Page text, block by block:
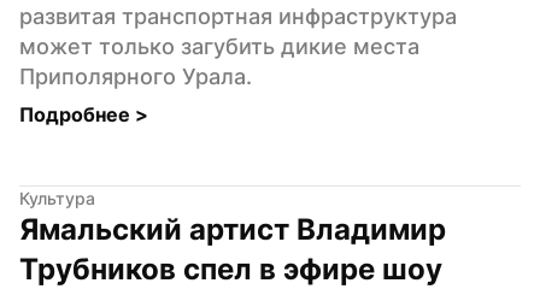
развитая транспортная инфраструктура
может только загубить дикие места
Приполярного Урала.
Подробнее >
Культура
Ямальский артист Владимир
Трубников спел в эфире шоу